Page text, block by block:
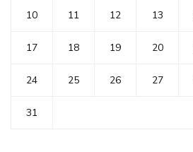
10 11 12 13
17 18 19 20
24 25 26 27
31